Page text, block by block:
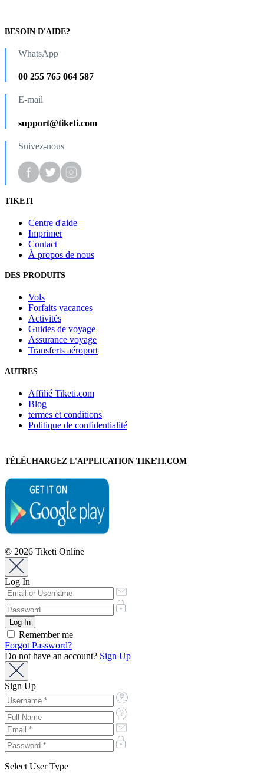
BESOIN D'AIDE?
WhatsApp
00 255 765 064 587
E-mail
support@tiketi.com
Suivez-nous
TIKETI
Centre d'aide
Imprimer
Contact
À propos de nous
DES PRODUITS
Vols
Forfaits vacances
Activités
Guides de voyage
Assurance voyage
Transferts aéroport
AUTRES
Affilié Tiketi.com
Blog
termes et conditions
Politique de confidentialité
TÉLÉCHARGEZ L'APPLICATION TIKETI.COM
© 2026 Tiketi Online
Log In
Remember me
Forgot Password?
Do not have an account? Sign Up
Sign Up
Select User Type